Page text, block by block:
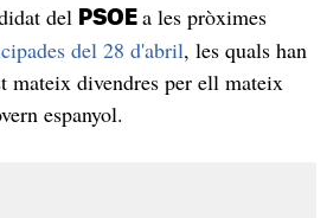
del PSOE a les pròximes
del 28 d'abril, les quals han
mateix divendres per ell mateix
espanyol.